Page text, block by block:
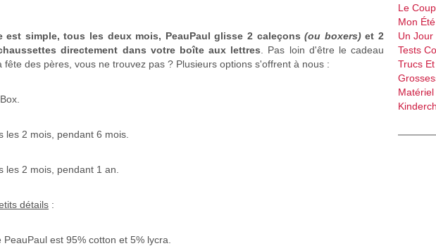
est simple, tous les deux mois, PeauPaul glisse 2 caleçons(ou boxers)et 2
directement dans votre boîte aux lettres . Pas loin d'être le cadeau
fête des pères, vous ne trouvez pas ? Plusieurs options s'offrent à nous :
les 2 mois, pendant 6 mois.
les 2 mois, pendant 1 an.
détails :
PeauPaul est 95% cotton et 5% lycra.
Le
Mon
Un
Tests
Trucs